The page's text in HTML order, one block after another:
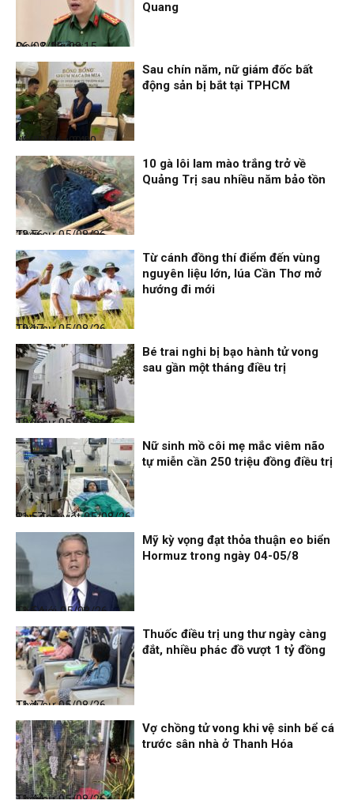
Đọc & Ngẫm
06/08/26, 08:15
Quang
Nhịp sống 24h
06/08/26, 00:00
Sau chín năm, nữ giám đốc bất
động sản bị bắt tại TPHCM
Thời sự
05/08/26, 23:56
10 gà lôi lam mào trắng trở về
Quảng Trị sau nhiều năm bảo tồn
Thời sự
05/08/26, 19:17
Từ cánh đồng thí điểm đến vùng
nguyên liệu lớn, lúa Cần Thơ mở
hướng đi mới
Thời sự
05/08/26, 12:06
Bé trai nghi bị bạo hành tử vong
sau gần một tháng điều trị
Bạn đọc viết
05/08/26, 11:57
Nữ sinh mồ côi mẹ mắc viêm não
tự miễn cần 250 triệu đồng điều trị
Thế giới
05/08/26, 11:54
Mỹ kỳ vọng đạt thỏa thuận eo biển
Hormuz trong ngày 04-05/8
Thời sự
05/08/26, 11:47
Thuốc điều trị ung thư ngày càng
đắt, nhiều phác đồ vượt 1 tỷ đồng
Thời sự
05/08/26, 11:44
Vợ chồng tử vong khi vệ sinh bể cá
trước sân nhà ở Thanh Hóa